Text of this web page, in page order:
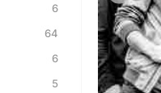
6
64
6
5